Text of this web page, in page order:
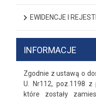
EWIDENCJE I
INFORMACJE
Zgodnie z ustawą o
U. Nr112, poz.1198 z
które zostały